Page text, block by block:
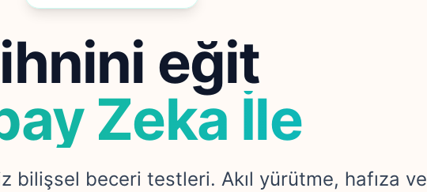
eğit
Zeka İle
bilişsel beceri testleri. Akıl yürütme, hafıza ve